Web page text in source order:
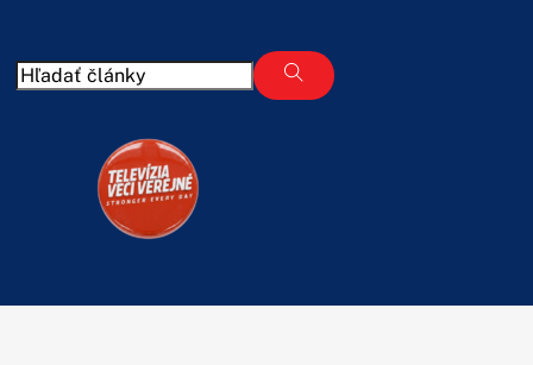
content